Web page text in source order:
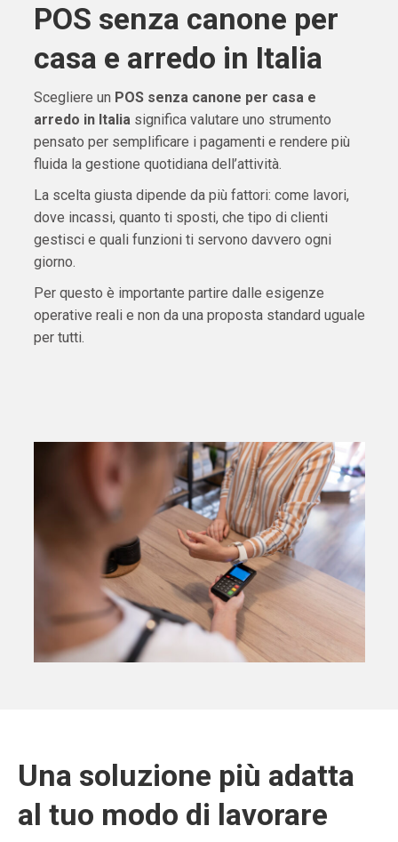
POS senza canone per
casa e arredo in Italia
Scegliere un POS senza canone per casa e
arredo in Italiasignifica valutare uno strumento
pensato per semplificare i pagamenti e rendere più
fluida la gestione quotidiana dell’attività.
La scelta giusta dipende da più fattori: come lavori,
dove incassi, quanto ti sposti, che tipo di clienti
gestisci e quali funzioni ti servono davvero ogni
giorno.
Per questo è importante partire dalle esigenze
operative reali e non da una proposta standard uguale
per tutti.
Una soluzione più adatta
al tuo modo di lavorare